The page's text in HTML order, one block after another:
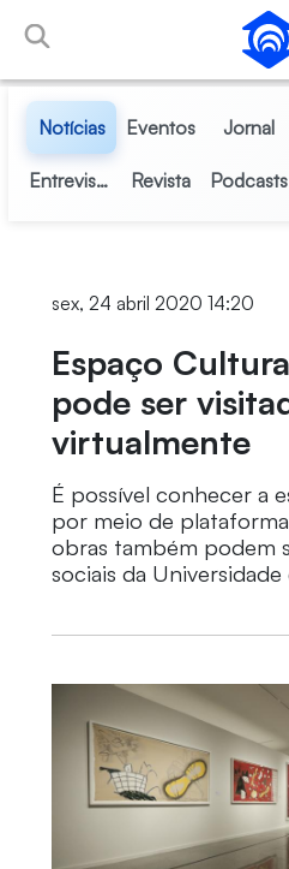
Pular para o Conteúdo principal
Notícias Eventos Jornal
Entrevistas Revista Podcasts
sex, 24 abril 2020 14:20
Espaço
pode ser
virtualmente
É possível conhecer a
por meio de
obras também podem
sociais da Universidade